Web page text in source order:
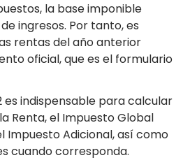
la base imponible
ingresos. Por tanto, es
rentas del año anterior
oficial, que es el formulario
es indispensable para calcular
Renta, el Impuesto Global
Impuesto Adicional, así como
cuando corresponda.